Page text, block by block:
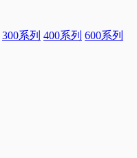
300系列 400系列 600系列